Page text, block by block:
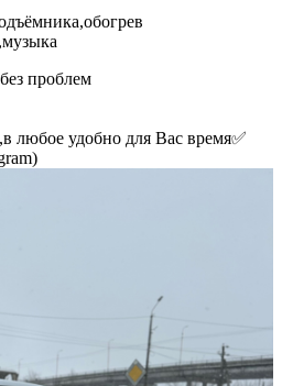
проблем
любое удобно для Вас время✅